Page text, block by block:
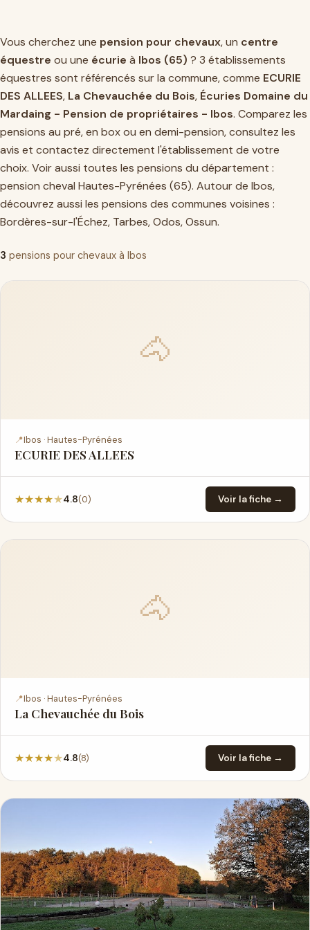
Vous cherchez une pension pour chevaux, un centre
équestre ou une écurie à Ibos (65) ? 3 établissements
équestres sont référencés sur la commune, comme ECURIE
DES ALLEES, La Chevauchée du Bois, Écuries Domaine du
Mardaing - Pension de propriétaires - Ibos. Comparez les
pensions au pré, en box ou en demi-pension, consultez les
avis et contactez directement l'établissement de votre
choix. Voir aussi toutes les pensions du département :
pension cheval Hautes-Pyrénées (65). Autour de Ibos,
découvrez aussi les pensions des communes voisines :
Bordères-sur-l'Échez, Tarbes,Odos,Ossun.
3 pensions pour chevaux à Ibos
🐴
📍Ibos · Hautes-Pyrénées
ECURIE DES ALLEES
★★★★★4.8(0) Voir la fiche →
🐴
📍Ibos · Hautes-Pyrénées
La Chevauchée du Bois
★★★★★4.8(8) Voir la fiche →